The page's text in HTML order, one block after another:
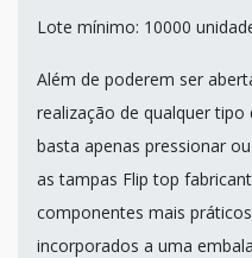
Lote mínimo: 10000
Além de poderem ser
realização de qualquer
basta apenas pressionar
as tampas Flip top
componentes mais
incorporados a uma